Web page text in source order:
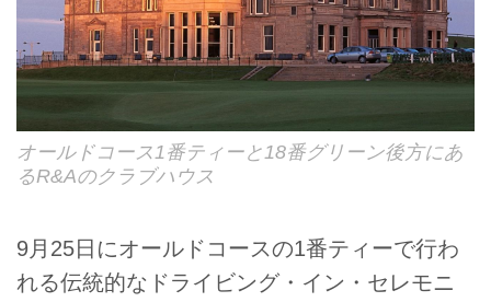
オールドコース1番ティーと18番グリーン後方にあ
るR&Aのクラブハウス
9月25日にオールドコースの1番ティーで行わ
れる伝統的なドライビング・イン・セレモニ